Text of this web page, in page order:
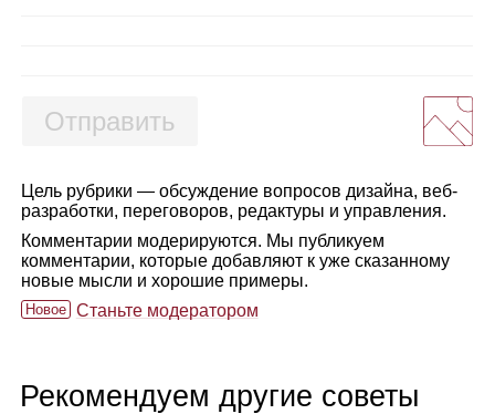
Отправить
Цель рубрики — обсуждение вопросов дизайна, веб-
разработки, переговоров, редактуры и управления.
Комментарии модерируются. Мы публикуем
комментарии, которые добавляют к уже сказанному
новые мысли и хорошие примеры.
Новое Станьте модератором
Рекомендуем другие советы